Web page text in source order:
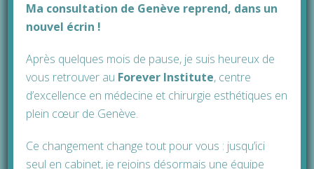
Ma consultation de Genève reprend, dans un
nouvel écrin !
Après quelques mois de pause, je suis heureux de
vous retrouver au Forever Institute, centre
d’excellence en médecine et chirurgie esthétiques en
plein cœur de Genève.
Ce changement change tout pour vous : jusqu’ici
seul en cabinet, je rejoins désormais une équipe